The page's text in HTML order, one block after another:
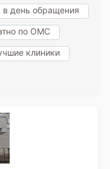
в день обращения
по ОМС
клиники